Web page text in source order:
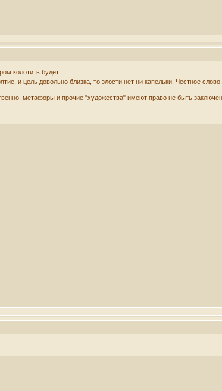
колотить будет.
и цель довольно близка, то злости нет ни капельки. Честное
метафоры и прочие "художества" имеют право не быть